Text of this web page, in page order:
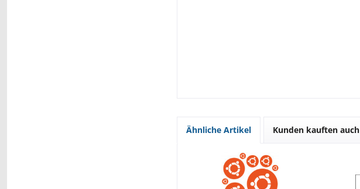
Ähnliche Artikel Kunden kauften auch